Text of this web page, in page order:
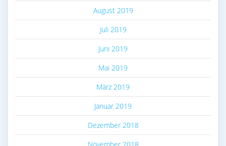
August 2019
Juli 2019
Juni 2019
Mai 2019
März 2019
Januar 2019
Dezember 2018